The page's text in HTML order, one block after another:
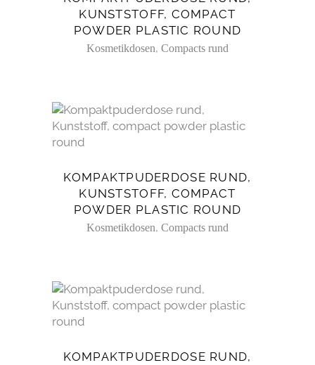
KUNSTSTOFF, COMPACT
POWDER PLASTIC ROUND
Kosmetikdosen, Compacts rund
KOMPAKTPUDERDOSE RUND,
KUNSTSTOFF, COMPACT
POWDER PLASTIC ROUND
Kosmetikdosen, Compacts rund
KOMPAKTPUDERDOSE RUND,